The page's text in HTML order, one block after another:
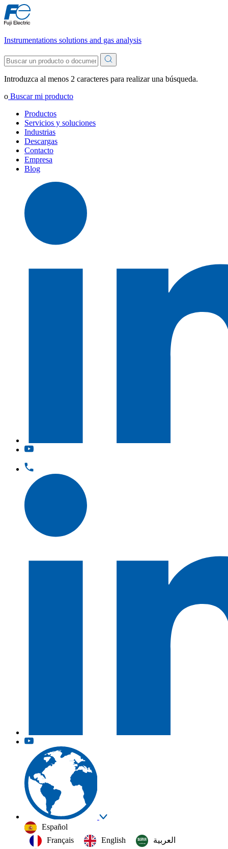
Instrumentations solutions and gas analysis
Introduzca al menos 2 caracteres para realizar una búsqueda.
o Buscar mi producto
Productos
Servicios y soluciones
Industrias
Descargas
Contacto
Empresa
Blog
Español
Français
English
العربية‏